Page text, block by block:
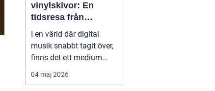
vinylskivor: En
tidsresa från
nostalgi till nutid
I en värld där digital
musik snabbt tagit över,
finns det ett medium
som fortsätter att
fascinera: vinylskivor.
04 maj 2026